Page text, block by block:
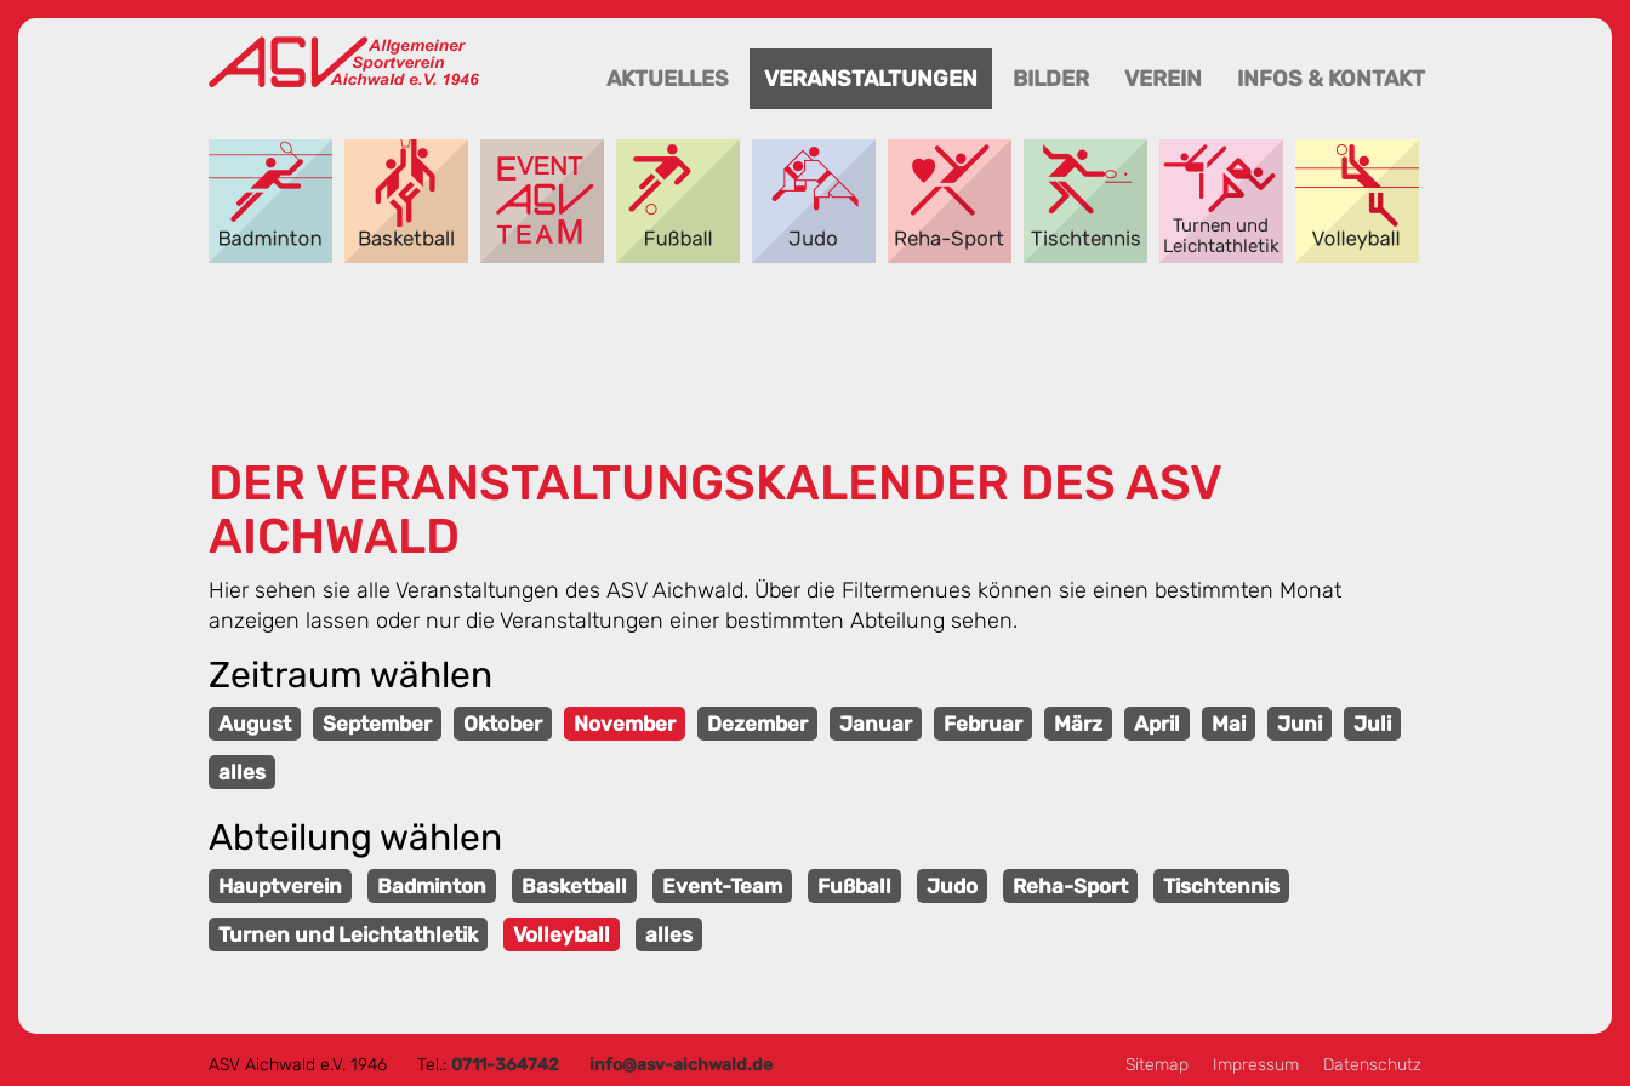
AKTUELLES VERANSTALTUNGEN BILDER VEREIN INFOS & KONTAKT
DER VERANSTALTUNGSKALENDER DES ASV
AICHWALD
Hier sehen sie alle Veranstaltungen des ASV Aichwald. Über die Filtermenues können sie einen bestimmten Monat
anzeigen lassen oder nur die Veranstaltungen einer bestimmten Abteilung sehen.
Zeitraum wählen
August September Oktober November Dezember Januar Februar März April Mai Juni
Juli
alles
Abteilung wählen
Hauptverein Badminton Basketball Event-Team Fußball Judo Reha-Sport
Tischtennis
Turnen und Leichtathletik
Volleyball alles
ASV Aichwald e.V. 1946 Tel.: 0711-364742 info@asv-aichwald.de Sitemap Impressum Datenschutz